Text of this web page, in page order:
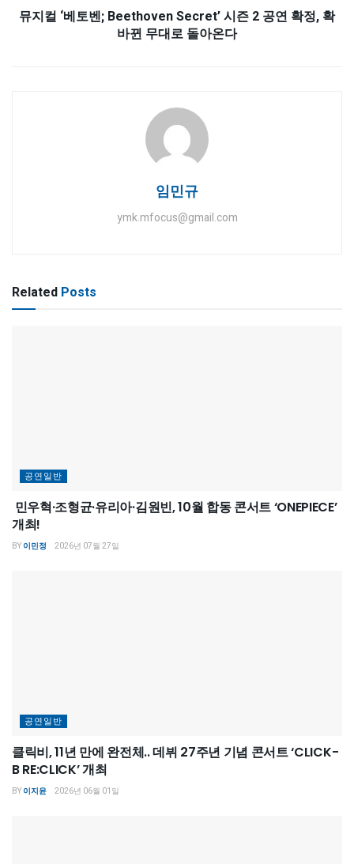
뮤지컬 ‘베토벤; Beethoven Secret’ 시즌 2 공연 확정, 확
바뀐 무대로 돌아온다
임민규
ymk.mfocus@gmail.com
Related Posts
공연일반
민우혁·조형균·유리아·김원빈, 10월 합동 콘서트 ‘ONEPIECE’
개최!
BY 이민정 2026년 07월 27일
공연일반
클릭비, 11년 만에 완전체.. 데뷔 27주년 기념 콘서트 ‘CLICK-
B RE:CLICK’ 개최
BY 이지윤 2026년 06월 01일